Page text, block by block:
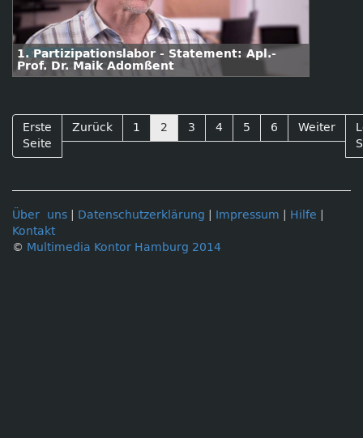
1. Partizipationslabor - Statement: Apl.-
Prof. Dr. Maik Adomßent
Erste
Seite
Zurück 1 2 3 4 5 6 Weiter
Über uns Datenschutzerklärung Impressum Hilfe
Kontakt
© Multimedia Kontor Hamburg 2014